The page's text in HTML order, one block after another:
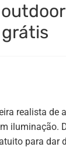
realista de
iluminação.
para dar